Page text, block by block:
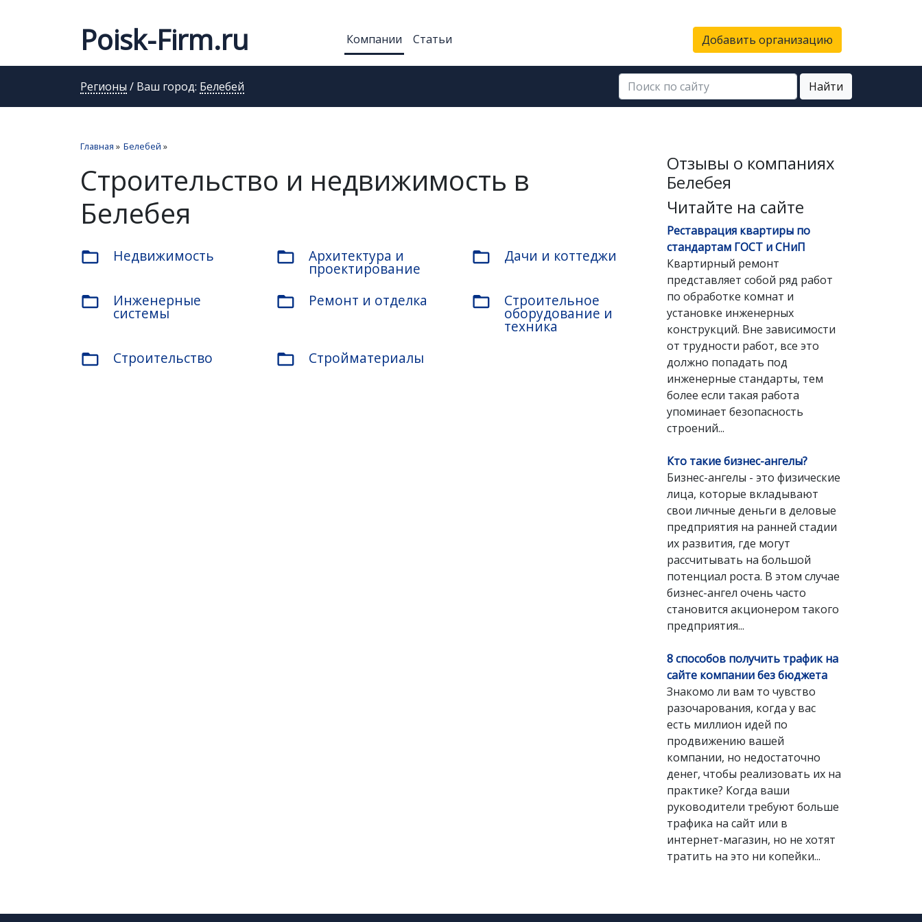
Poisk-Firm.ru Компании Статьи Добавить организацию
Регионы / Ваш город: Белебей Найти
Главная » Белебей »
Строительство и недвижимость в
Белебея
folder_open Недвижимость folder_open Архитектура и
проектирование
folder_open Дачи и коттеджи
folder_open Инженерные
системы
folder_open Ремонт и отделка folder_open Строительное
оборудование и
техника
folder_open Строительство folder_open Стройматериалы
Отзывы о компаниях
Белебея
Читайте на сайте
Реставрация квартиры по
стандартам ГОСТ и СНиП
Квартирный ремонт
представляет собой ряд работ
по обработке комнат и
установке инженерных
конструкций. Вне зависимости
от трудности работ, все это
должно попадать под
инженерные стандарты, тем
более если такая работа
упоминает безопасность
строений...
Кто такие бизнес-ангелы?
Бизнес-ангелы - это физические
лица, которые вкладывают
свои личные деньги в деловые
предприятия на ранней стадии
их развития, где могут
рассчитывать на большой
потенциал роста. В этом случае
бизнес-ангел очень часто
становится акционером такого
предприятия...
8 способов получить трафик на
сайте компании без бюджета
Знакомо ли вам то чувство
разочарования, когда у вас
есть миллион идей по
продвижению вашей
компании, но недостаточно
денег, чтобы реализовать их на
практике? Когда ваши
руководители требуют больше
трафика на сайт или в
интернет-магазин, но не хотят
тратить на это ни копейки...